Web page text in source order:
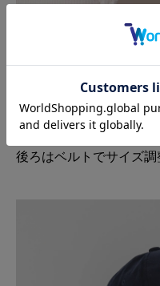
後ろはベルトでサイズ調